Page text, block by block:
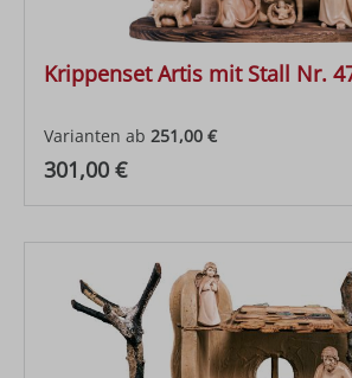
Krippenset Artis mit Stall Nr.
Varianten ab 251,00 €
Regulärer Preis:
301,00 €